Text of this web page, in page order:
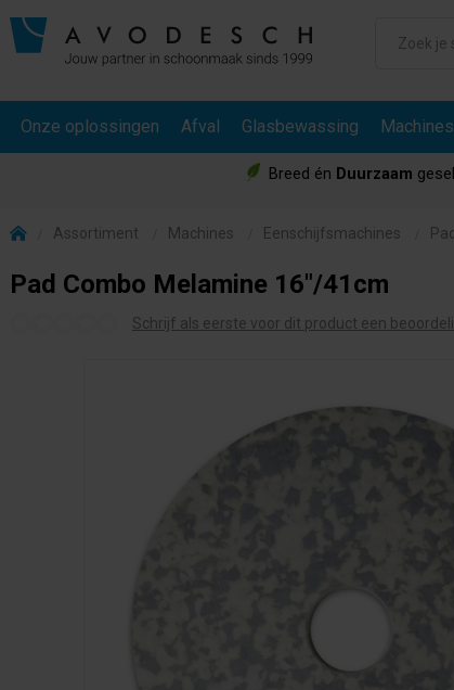
Onze oplossingen Afval Glasbewassing Machines
Breed én Duurzaam
Assortiment Machines Eenschijfsmachines
Pad Combo Melamine 16"/41cm
Schrijf als eerste voor dit product een